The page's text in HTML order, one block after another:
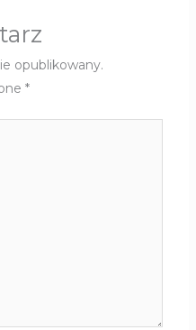
opublikowany.
*